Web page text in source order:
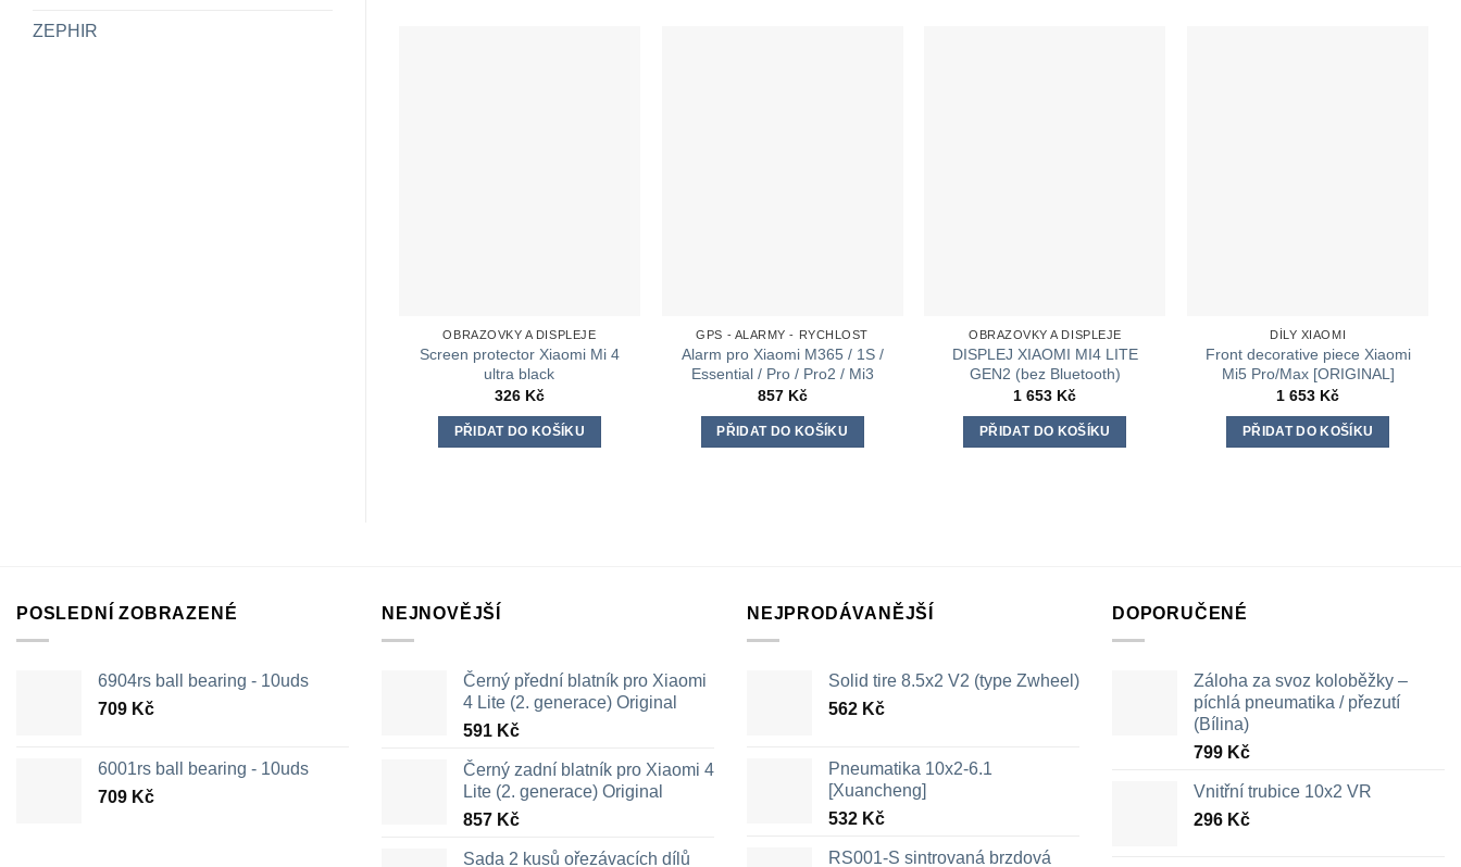
ZEPHIR
OBRAZOVKY A DISPLEJE
Screen protector Xiaomi Mi 4
ultra black
326 Kč
PŘIDAT DO KOŠÍKU
GPS - ALARMY - RYCHLOST
Alarm pro Xiaomi M365 / 1S /
Essential / Pro / Pro2 / Mi3
857 Kč
PŘIDAT DO KOŠÍKU
OBRAZOVKY A DISPLEJE
DISPLEJ XIAOMI MI4 LITE
GEN2 (bez Bluetooth)
1 653 Kč
PŘIDAT DO KOŠÍKU
DÍLY XIAOMI
Front decorative piece Xiaomi
Mi5 Pro/Max [ORIGINAL]
1 653 Kč
PŘIDAT DO KOŠÍKU
POSLEDNÍ ZOBRAZENÉ
6904rs ball bearing - 10uds
709 Kč
6001rs ball bearing - 10uds
709 Kč
NEJNOVĚJŠÍ
Černý přední blatník pro Xiaomi
4 Lite (2. generace) Original
591 Kč
Černý zadní blatník pro Xiaomi 4
Lite (2. generace) Original
857 Kč
Sada 2 kusů ořezávacích dílů
NEJPRODÁVANĚJŠÍ
Solid tire 8.5x2 V2 (type Zwheel)
562 Kč
Pneumatika 10x2-6.1
[Xuancheng]
532 Kč
RS001-S sintrovaná brzdová
DOPORUČENÉ
Záloha za svoz koloběžky –
píchlá pneumatika / přezutí
(Bílina)
799 Kč
Vnitřní trubice 10x2 VR
296 Kč